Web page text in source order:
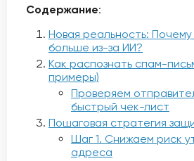
Содержание:
Новая реальность:
больше из-за ИИ?
Как распознать спам-
примеры)
Проверяем
быстрый чек-лист
Пошаговая стратегия
Шаг 1. Снижаем риск
адреса